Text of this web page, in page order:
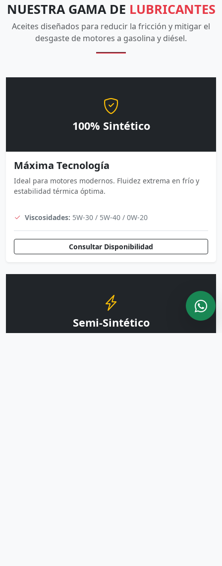
NUESTRA GAMA DE LUBRICANTES
Aceites diseñados para reducir la fricción y mitigar el
desgaste de motores a gasolina y diésel.
100% Sintético
Máxima Tecnología
Ideal para motores modernos. Fluidez extrema en frío y
estabilidad térmica óptima.
Viscosidades: 5W-30 / 5W-40 / 0W-20
Consultar Disponibilidad
Semi-Sintético